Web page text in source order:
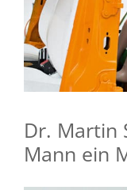
Dr. Martin
Mann ein